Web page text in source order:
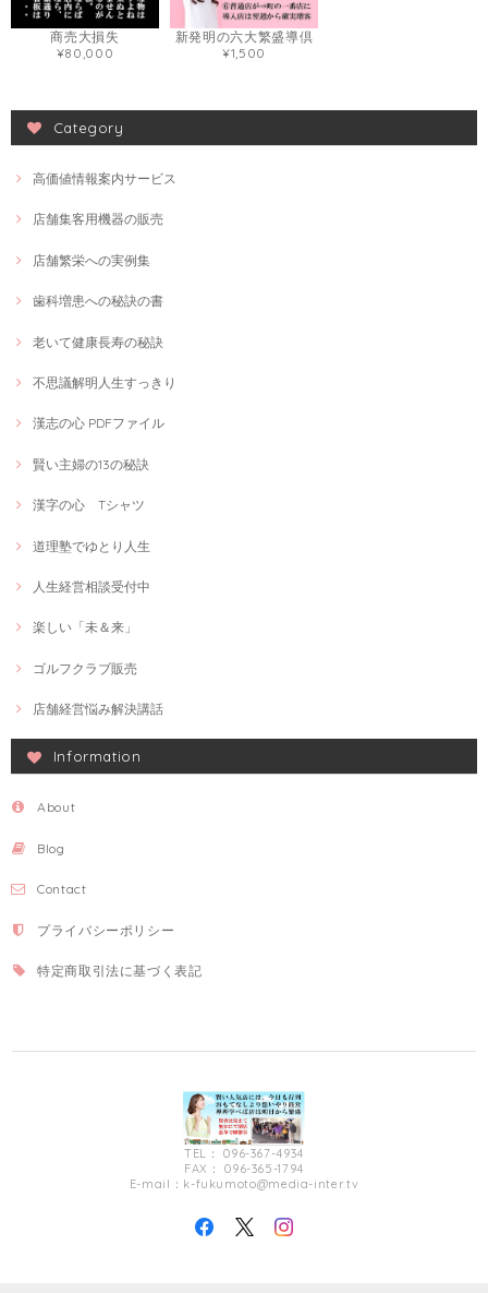
商売大損失
¥80,000
新発明の六大繁盛導倶
¥1,500
Category
高価値情報案内サービス
店舗集客用機器の販売
店舗繁栄への実例集
歯科増患への秘訣の書
老いて健康長寿の秘訣
不思議解明人生すっきり
漢志の心 PDFファイル
賢い主婦の13の秘訣
漢字の心 Tシャツ
道理塾でゆとり人生
人生経営相談受付中
楽しい「未＆来」
ゴルフクラブ販売
店舗経営悩み解決講話
Information
About
Blog
Contact
プライバシーポリシー
特定商取引法に基づく表記
TEL： 096-367-4934
FAX： 096-365-1794
E-mail： k-fukumoto@media-inter.tv